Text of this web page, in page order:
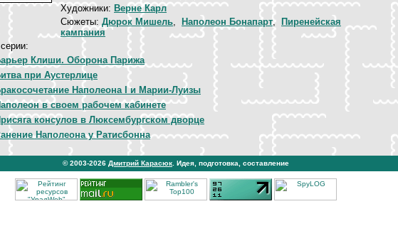
Художники: Верне Карл
Сюжеты: Дюрок Мишель, Наполеон Бонапарт, Пиренейская
кампания
Клиши. Оборона Парижа
при Аустерлице
Наполеона I и Марии-Луизы
в своем рабочем кабинете
консулов в Люксембургском дворце
Наполеона у Ратисбонна
© 2003-2026 Дмитрий Карасюк . Идея, подготовка, составление